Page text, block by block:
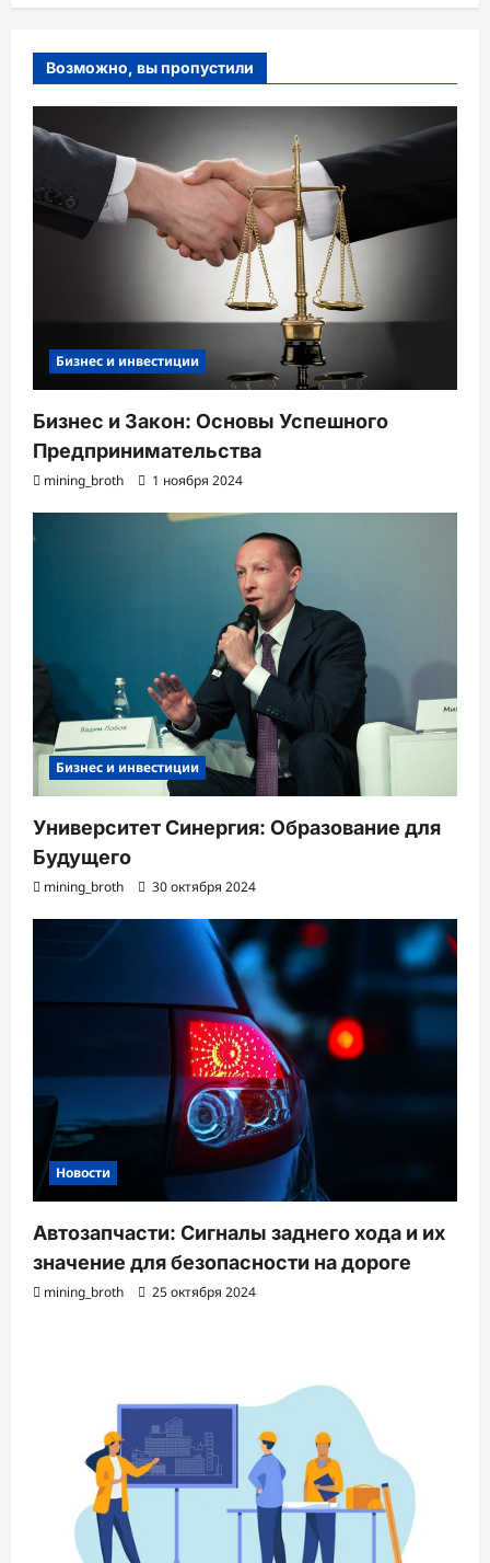
Возможно, вы пропустили
Бизнес и инвестиции
Бизнес и Закон: Основы Успешного
Предпринимательства
mining_broth 1 ноября 2024
Бизнес и инвестиции
Университет Синергия: Образование для
Будущего
mining_broth 30 октября 2024
Новости
Автозапчасти: Сигналы заднего хода и их
значение для безопасности на дороге
mining_broth 25 октября 2024